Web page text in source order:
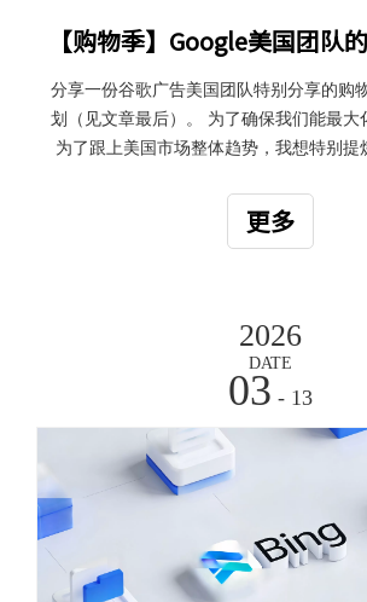
分享一份谷歌广告美国团队特别分享的购
划（见文章最后）。 为了确保我们能最大
为了跟上美国市场整体趋势，我想特别提
物季策略与时间表
更多
2026
DATE
03 - 13